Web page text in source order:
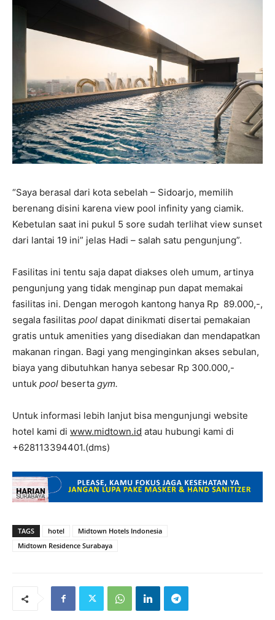
“Saya berasal dari kota sebelah – Sidoarjo, memilih
berenang disini karena view pool infinity yang ciamik.
Kebetulan saat ini pukul 5 sore sudah terlihat view sunset
dari lantai 19 ini” jelas Hadi – salah satu pengunjung”.
Fasilitas ini tentu saja dapat diakses oleh umum, artinya
pengunjung yang tidak menginap pun dapat memakai
fasilitas ini. Dengan merogoh kantong hanya Rp 89.000,-,
segala fasilitas pool dapat dinikmati disertai pemakaian
gratis untuk amenities yang disediakan dan mendapatkan
makanan ringan. Bagi yang menginginkan akses sebulan,
biaya yang dibutuhkan hanya sebesar Rp 300.000,-
untuk pool beserta gym.
Untuk informasi lebih lanjut bisa mengunjungi website
hotel kami di www.midtown.id atau hubungi kami di
+628113394401.(dms)
TAGS hotel
Midtown Hotels Indonesia
Midtown Residence Surabaya